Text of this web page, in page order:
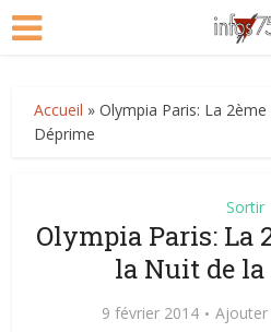
Accueil »Olympia Paris: La
Déprime
Sortir
Olympia Paris: La
la Nuit de
9 février 2014